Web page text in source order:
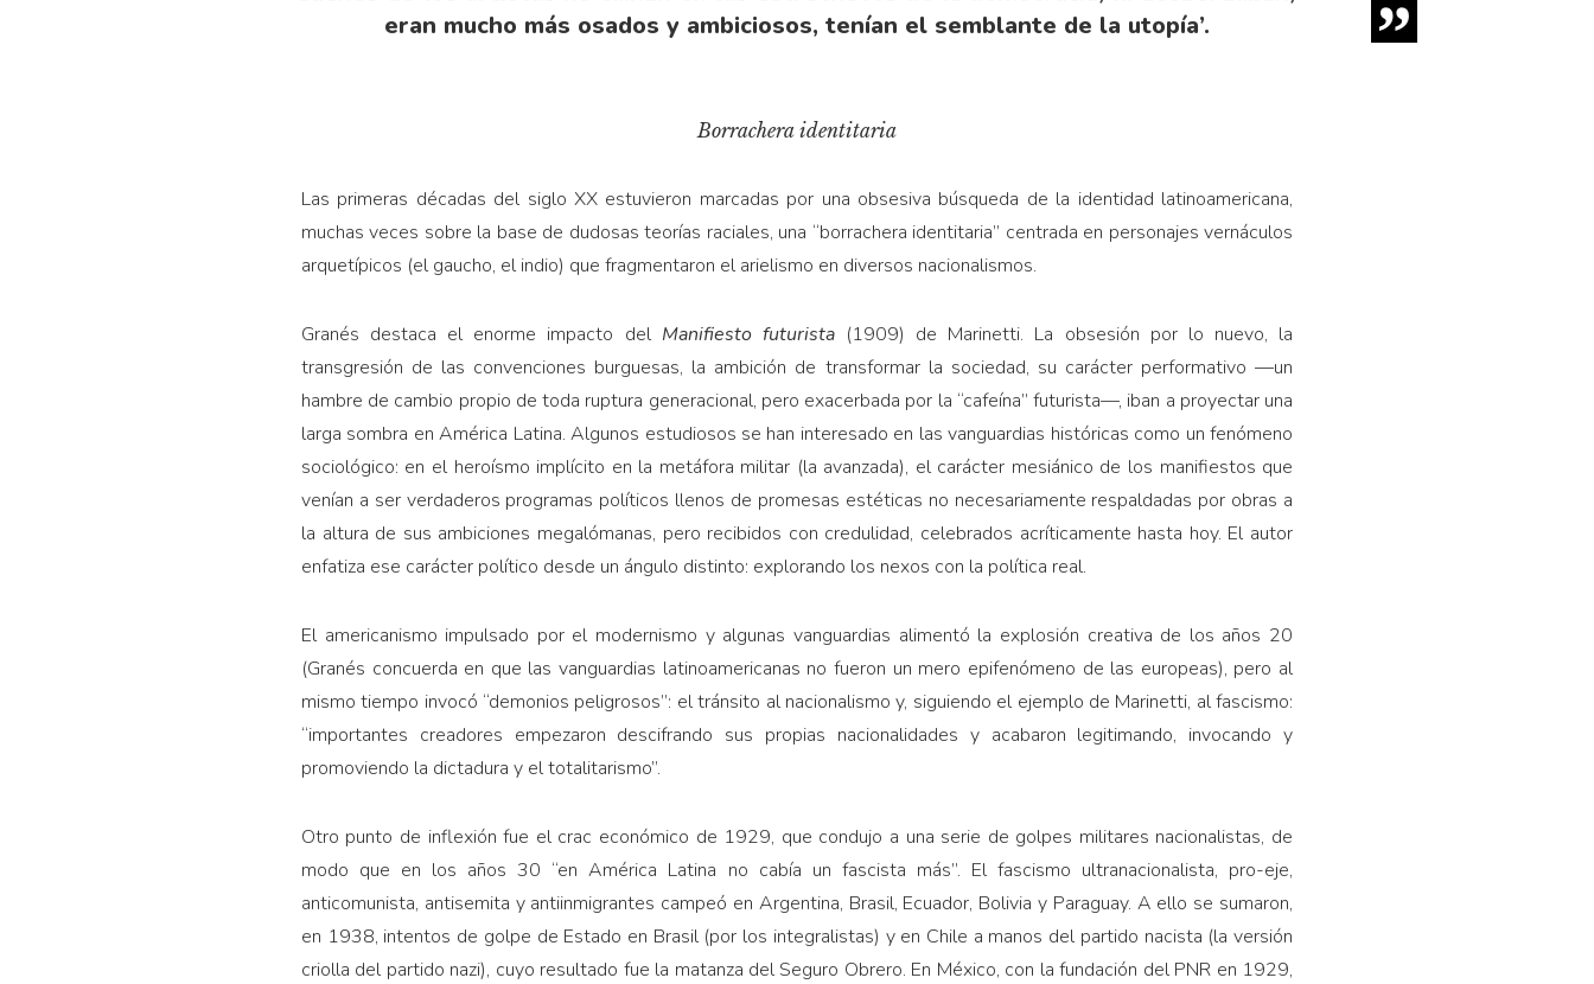
eran mucho más osados y ambiciosos, tenían el semblante de la utopía’.
Borrachera identitaria
Las primeras décadas del siglo XX estuvieron mar­cadas por una obsesiva búsqueda de la identidad latinoamericana,
muchas veces sobre la base de du­dosas teorías raciales, una “borrachera identitaria” centrada en personajes vernáculos
arquetípicos (el gaucho, el indio) que fragmentaron el arielismo en diversos nacionalismos.
Granés destaca el enorme impacto del Manifiesto futurista (1909) de Marinetti. La obsesión por lo nuevo, la
transgresión de las convenciones burguesas, la am­bición de transformar la sociedad, su carácter perfor­mativo —un
hambre de cambio propio de toda ruptura generacional, pero exacerbada por la “cafeína” futuris­ta—, iban a proyectar una
larga sombra en América Latina. Algunos estudiosos se han interesado en las vanguardias históricas como un fenómeno
socioló­gico: en el heroísmo implícito en la metáfora militar (la avanzada), el carácter mesiánico de los manifies­tos que
venían a ser verdaderos programas políticos llenos de promesas estéticas no necesariamente res­paldadas por obras a
la altura de sus ambiciones me­galómanas, pero recibidos con credulidad, celebrados acríticamente hasta hoy. El autor
enfatiza ese carácter político desde un ángulo distinto: explorando los ne­xos con la política real.
El americanismo impulsado por el modernismo y algunas vanguardias alimentó la explosión creativa de los años 20
(Granés concuerda en que las vanguardias latinoamericanas no fueron un mero epifenómeno de las europeas), pero al
mismo tiempo invocó “demonios peligrosos”: el tránsito al nacionalismo y, siguiendo el ejemplo de Marinetti, al fascismo:
“importantes crea­dores empezaron descifrando sus propias nacionalida­des y acabaron legitimando, invocando y
promoviendo la dictadura y el totalitarismo”.
Otro punto de inflexión fue el crac económico de 1929, que condujo a una serie de golpes militares nacionalistas, de
modo que en los años 30 “en Amé­rica Latina no cabía un fascista más”. El fascismo ul­tranacionalista, pro-eje,
anticomunista, antisemita y antiinmigrantes campeó en Argentina, Brasil, Ecuador, Bolivia y Paraguay. A ello se sumaron,
en 1938, intentos de golpe de Estado en Brasil (por los integralistas) y en Chile a manos del partido nacista (la versión
criolla del partido nazi), cuyo resultado fue la matanza del Seguro Obrero. En México, con la fundación del PNR en 1929,